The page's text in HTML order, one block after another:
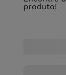
produto!